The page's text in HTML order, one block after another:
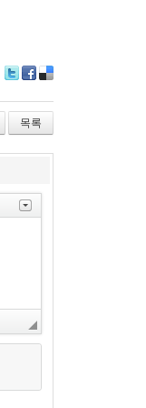
itte ce
bo
ok
lici
ou
s
목록